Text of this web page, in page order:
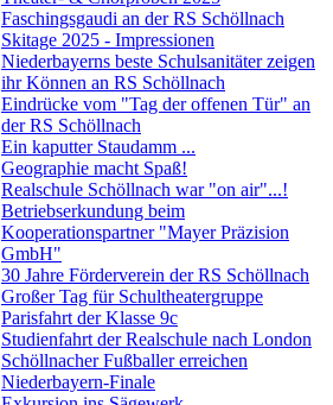
Faschingsgaudi an der RS Schöllnach
Skitage 2025 - Impressionen
Niederbayerns beste Schulsanitäter zeigen
ihr Können an RS Schöllnach
Eindrücke vom "Tag der offenen Tür" an
der RS Schöllnach
Ein kaputter Staudamm ...
Geographie macht Spaß!
Realschule Schöllnach war "on air"...!
Betriebserkundung beim
Kooperationspartner "Mayer Präzision
GmbH"
30 Jahre Förderverein der RS Schöllnach
Großer Tag für Schultheatergruppe
Parisfahrt der Klasse 9c
Studienfahrt der Realschule nach London
Schöllnacher Fußballer erreichen
Niederbayern-Finale